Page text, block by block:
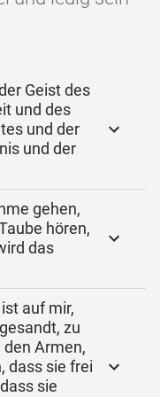
Geist des
und des
und der
und der
gehen,
hören,
das
auf mir,
zu
Armen,
dass sie frei
sie